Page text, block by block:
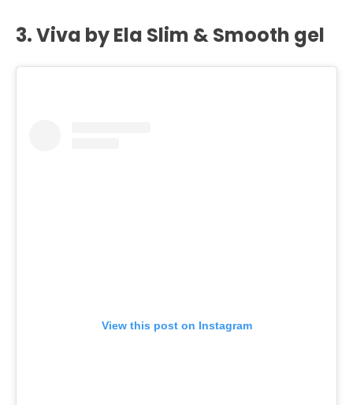
3. Viva by Ela Slim & Smooth gel
View this post on Instagram